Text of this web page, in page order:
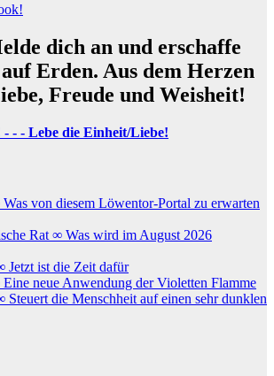
dich an und erschaffe
Erden. Aus dem Herzen
Freude und Weisheit!
- - Lebe die Einheit/Liebe!
von diesem Löwentor-Portal zu erwarten
Rat ∞ Was wird im August 2026
Jetzt ist die Zeit dafür
neue Anwendung der Violetten Flamme
Steuert die Menschheit auf einen sehr dunklen